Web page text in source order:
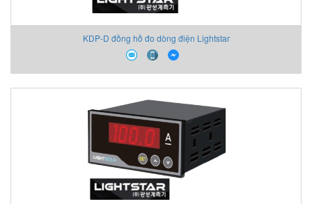
KDP-D đồng hồ đo dòng điện Lightstar